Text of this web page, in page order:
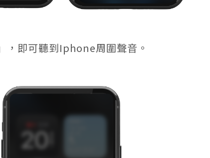
，即可聽到Iphone周圍聲音。